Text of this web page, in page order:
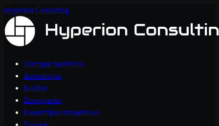
Hyperion Consulting
Σύστημα προϊόντος
Δυνατότητες
Κλάδοι
Συνεργασίες
Εργαστήριο αποφάσεων
Σχετικά